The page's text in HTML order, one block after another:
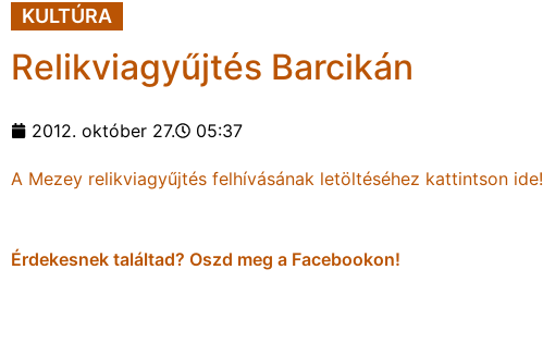
KULTÚRA
Relikviagyűjtés Barcikán
2012. október 27. 05:37
A Mezey relikviagyűjtés felhívásának letöltéséhez kattintson ide!
Érdekesnek találtad? Oszd meg a Facebookon!